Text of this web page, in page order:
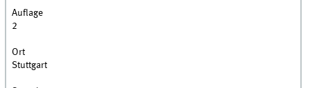
Auflage
2
Ort
Stuttgart